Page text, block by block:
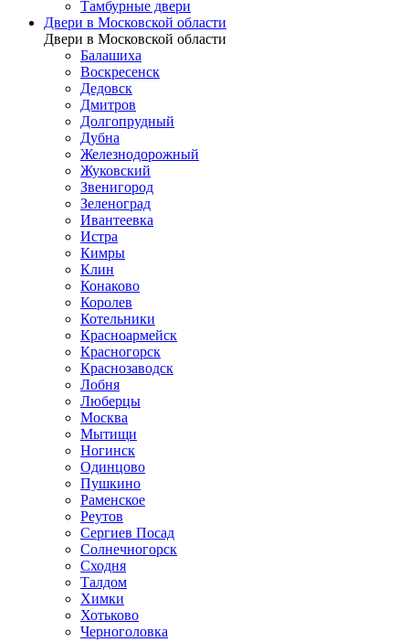
Тамбурные двери
Двери в Московской области
Двери в Московской области
Балашиха
Воскресенск
Дедовск
Дмитров
Долгопрудный
Дубна
Железнодорожный
Жуковский
Звенигород
Зеленоград
Ивантеевка
Истра
Кимры
Клин
Конаково
Королев
Котельники
Красноармейск
Красногорск
Краснозаводск
Лобня
Люберцы
Москва
Мытищи
Ногинск
Одинцово
Пушкино
Раменское
Реутов
Сергиев Посад
Солнечногорск
Сходня
Талдом
Химки
Хотьково
Черноголовка